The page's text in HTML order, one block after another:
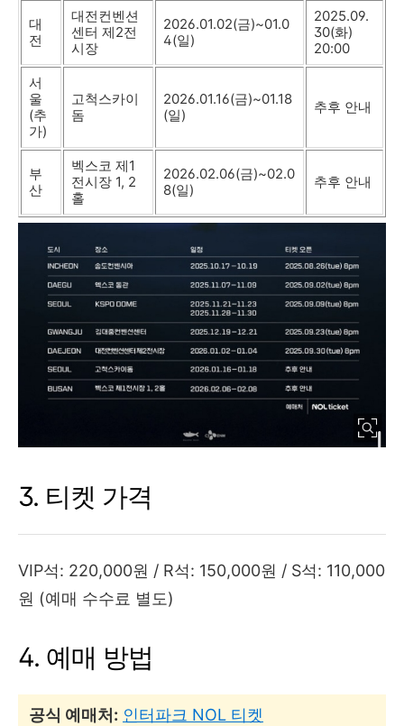
대
전
대전컨벤션
센터 제2전
시장
2026.01.02(금)~01.0
4(일)
2025.09.
30(화)
20:00
서
울
(추
가)
고척스카이
돔
2026.01.16(금)~01.18
(일)
추후 안내
부
산
벡스코 제1
전시장 1, 2
홀
2026.02.06(금)~02.0
8(일)
추후 안내
3. 티켓 가격
VIP석: 220,000원 / R석: 150,000원 / S석: 110,000
원 (예매 수수료 별도)
4. 예매 방법
공식 예매처: 인터파크 NOL 티켓